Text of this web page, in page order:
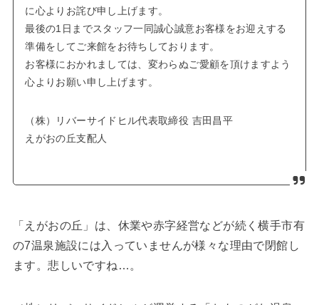
に心よりお詫び申し上げます。
最後の1日までスタッフ一同誠心誠意お客様をお迎えする
準備をしてご来館をお待ちしております。
お客様におかれましては、変わらぬご愛顧を頂けますよう
心よりお願い申し上げます。
（株）リバーサイドヒル代表取締役 吉田昌平
えがおの丘支配人
「えがおの丘」は、休業や赤字経営などが続く横手市有
の7温泉施設には入っていませんが様々な理由で閉館し
ます。悲しいですね…。